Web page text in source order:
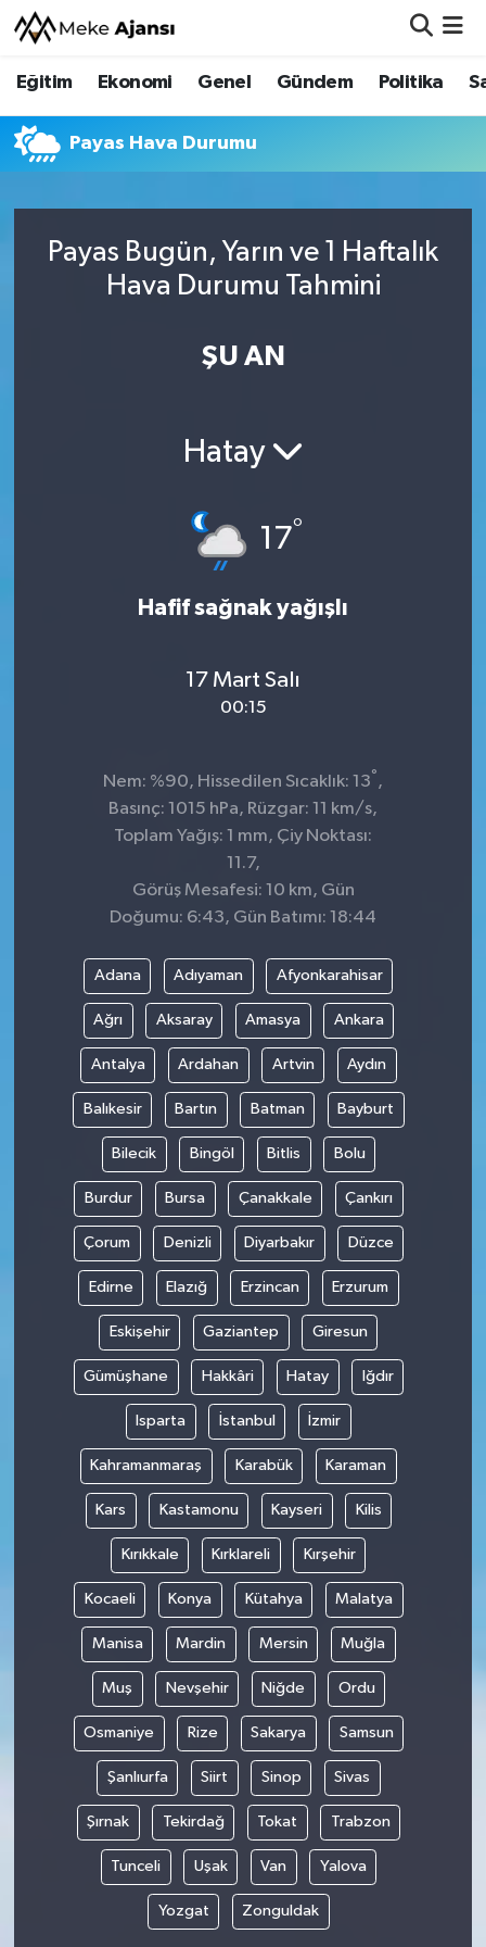
Eğitim Ekonomi Genel Gündem Politika
Payas Hava Durumu
Payas Bugün, Yarın ve 1 Haftalık
Hava Durumu Tahmini
ŞU AN
Hatay
17°
Hafif sağnak yağışlı
17 Mart Salı
00:15
Nem: %90, Hissedilen Sıcaklık: 13° ,
Basınç: 1015 hPa, Rüzgar: 11 km/s,
Toplam Yağış: 1 mm, Çiy Noktası:
11.7,
Görüş Mesafesi: 10 km, Gün
Doğumu: 6:43, Gün Batımı: 18:44
Adana Adıyaman Afyonkarahisar
Ağrı Aksaray Amasya Ankara
Antalya Ardahan Artvin Aydın
Balıkesir Bartın Batman Bayburt
Bilecik Bingöl Bitlis Bolu
Burdur Bursa Çanakkale Çankırı
Çorum Denizli Diyarbakır Düzce
Edirne Elazığ Erzincan Erzurum
Eskişehir Gaziantep Giresun
Gümüşhane Hakkâri Hatay Iğdır
Isparta İstanbul İzmir
Kahramanmaraş Karabük Karaman
Kars Kastamonu Kayseri Kilis
Kırıkkale Kırklareli Kırşehir
Kocaeli Konya Kütahya Malatya
Manisa Mardin Mersin Muğla
Muş Nevşehir Niğde Ordu
Osmaniye Rize Sakarya Samsun
Şanlıurfa Siirt Sinop Sivas
Şırnak Tekirdağ Tokat Trabzon
Tunceli Uşak Van Yalova
Yozgat Zonguldak
Eğitim
Ekonomi
Gündem
Nöbetçi Eczaneler
Hava Durumu
Trafik Durumu